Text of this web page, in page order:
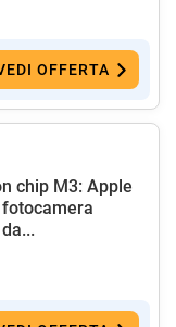
OFFERTA
chip M3: Apple